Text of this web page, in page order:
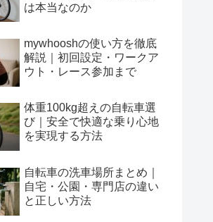
は本当なのか
mywhooshの使い方を徹底
解説｜初回設定・ワークア
ウト・レース参加まで
体重100kg超えの自転車選
び｜安全で快適な乗り心地
を実現する方法
自転車の洗車場所まとめ｜
自宅・公園・専門店の違い
と正しい方法